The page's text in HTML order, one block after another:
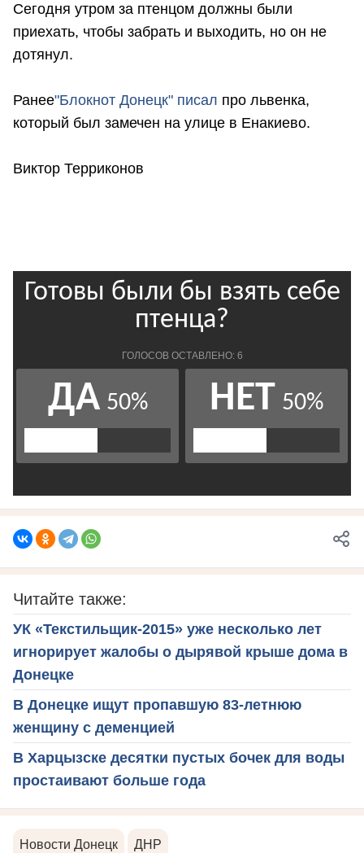
Сегодня утром за птенцом должны были
приехать, чтобы забрать и выходить, но он не
дотянул.
Ранее"Блокнот Донецк" писал про львенка,
который был замечен на улице в Енакиево.
Виктор Терриконов
Читайте также:
УК «Текстильщик-2015» уже несколько лет
игнорирует жалобы о дырявой крыше дома в
Донецке
В Донецке ищут пропавшую 83-летнюю
женщину с деменцией
В Харцызске десятки пустых бочек для воды
простаивают больше года
Новости Донецк ДНР